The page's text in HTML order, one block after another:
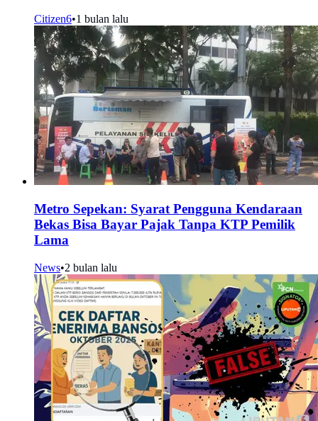
Citizen6•1 bulan lalu
Metro Sepekan: Syarat Pengguna Kendaraan
Bekas Bisa Bayar Pajak Tanpa KTP Pemilik
Lama
News•2 bulan lalu